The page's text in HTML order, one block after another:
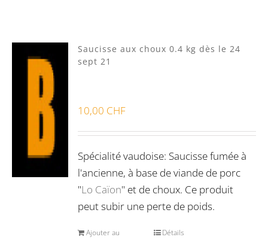
Veau Lo VÎ(0)
Volaille Suisse
Panier
Poste standard (4)
Retrait à Sévery(0)
(0)
Saucisse aux choux 0.4 kg dès le 24
sept 21
10,00 CHF
Spécialité vaudoise: Saucisse fumée à
l'ancienne, à base de viande de porc
"Lo Caïon" et de choux. Ce produit
peut subir une perte de poids.
Ajouter au
Détails